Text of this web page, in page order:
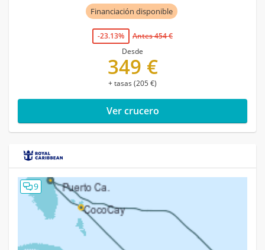
Financiación disponible
-23.13%
Antes 454 €
Desde
349 €
+ tasas (205 €)
Ver crucero
9